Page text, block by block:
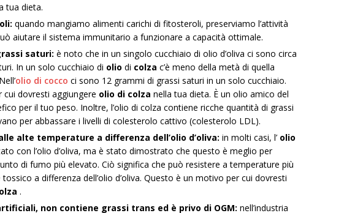
tua dieta.
quando mangiamo alimenti carichi di fitosteroli, preserviamo l’attività
aiutare il sistema immunitario a funzionare a capacità ottimale.
saturi: è noto che in un singolo cucchiaio di olio d’oliva ci sono circa
In un solo cucchiaio di olio di colza c’è meno della metà di quella
olio di cocco ci sono 12 grammi di grassi saturi in un solo cucchiaio.
dovresti aggiungere olio di colza nella tua dieta. È un olio amico del
per il tuo peso. Inoltre, l’olio di colza contiene ricche quantità di grassi
per abbassare i livelli di colesterolo cattivo (colesterolo LDL).
alte temperature a differenza dell’olio d’oliva: in molti casi, l’ olio
con l’olio d’oliva, ma è stato dimostrato che questo è meglio per
di fumo più elevato. Ciò significa che può resistere a temperature più
a differenza dell’olio d’oliva. Questo è un motivo per cui dovresti
.
non contiene grassi trans ed è privo di OGM: nell’industria